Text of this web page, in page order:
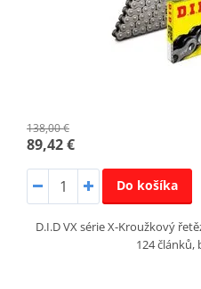
138,00 €
89,42 €
Do košíka
D.I.D VX série X-Kroužkový
124 článků,